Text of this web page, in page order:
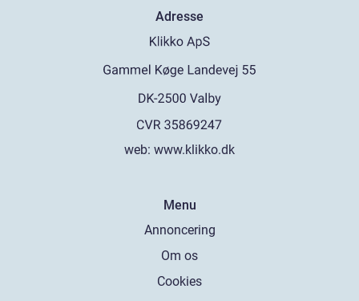
Adresse
web: www.klikko.dk
Menu
Annoncering
Om os
Cookies